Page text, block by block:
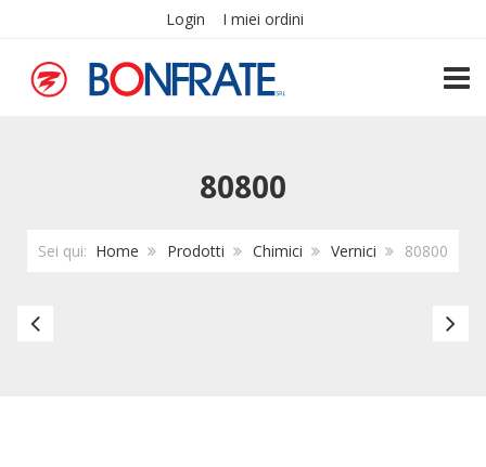
Login I miei ordini
80800
Sei qui: Home Prodotti Chimici Vernici 80800
Vernice